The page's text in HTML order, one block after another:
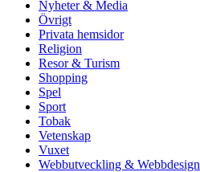
Nyheter & Media
Övrigt
Privata hemsidor
Religion
Resor & Turism
Shopping
Spel
Sport
Tobak
Vetenskap
Vuxet
Webbutveckling & Webbdesign